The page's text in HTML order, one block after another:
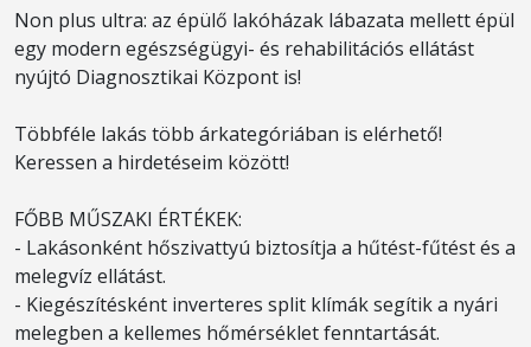
Non plus ultra: az épülő lakóházak lábazata mellett épül
egy modern egészségügyi- és rehabilitációs ellátást
nyújtó Diagnosztikai Központ is!
Többféle lakás több árkategóriában is elérhető!
Keressen a hirdetéseim között!
FŐBB MŰSZAKI ÉRTÉKEK:
- Lakásonként hőszivattyú biztosítja a hűtést-fűtést és a
melegvíz ellátást.
- Kiegészítésként inverteres split klímák segítik a nyári
melegben a kellemes hőmérséklet fenntartását.